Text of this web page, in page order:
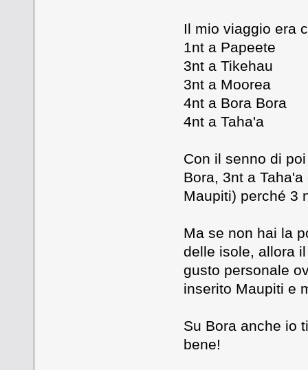
Il mio viaggio era
1nt a Papeete
3nt a Tikehau
3nt a Moorea
4nt a Bora Bora
4nt a Taha'a
Con il senno di
Bora, 3nt a
Maupiti) perché 3
Ma se non hai la
delle isole, allora
gusto personale
inserito Maupiti e
Su Bora anche io
bene!